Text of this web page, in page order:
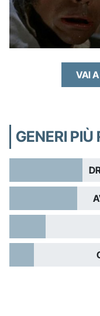
VAI
GENERI PIÙ